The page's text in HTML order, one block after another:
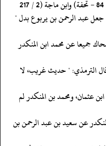
عبد الرحمن بن يربوع بدل "
جميعا عن محمد ابن المنكدر
الترمذي: " حديث غريب، لا
ومحمد بن المنكدر لم
عن سعيد بن عبد الرحمن بن